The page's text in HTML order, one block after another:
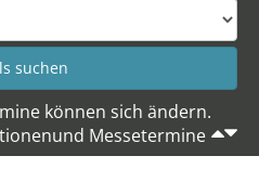
können sich ändern.
Messetermine